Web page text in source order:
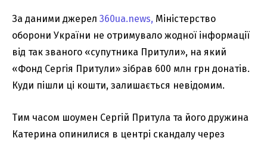
За даними джерел 360ua.news, Міністерство
оборони України не отримувало жодної інформації
від так званого «супутника Притули», на який
«Фонд Сергія Притули» зібрав 600 млн грн донатів.
Куди пішли ці кошти, залишається невідомим.
Тим часом шоумен Сергій Притула та його дружина
Катерина опинилися в центрі скандалу через